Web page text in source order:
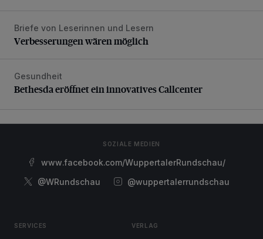
Verbesserungen wären möglich
Briefe von Leserinnen und Lesern
Verbesserungen wären möglich
Bethesda eröffnet ein innovatives Callcenter
Gesundheit
Bethesda eröffnet ein innovatives Callcenter
SOZIALE MEDIEN
www.facebook.com/WuppertalerRundschau/
@WRundschau
@wuppertalerrundschau
SERVICES VERLAG